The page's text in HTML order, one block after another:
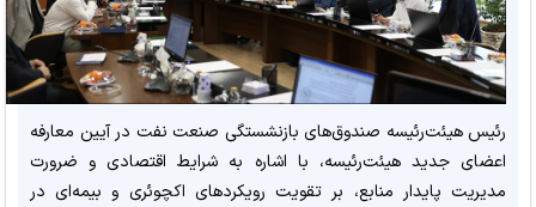
رئیس هیئت‌رئیسه صندوق‌های بازنشستگی صنعت نفت در آیین معارفه
اعضای جدید هیئت‌رئیسه، با اشاره به شرایط اقتصادی و ضرورت
مدیریت پایدار منابع، بر تقویت رویکردهای اکچوئری و بیمه‌ای در